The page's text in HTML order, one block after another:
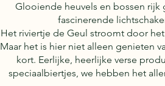
Glooiende heuvels en bossen rijk
fascinerende
Het riviertje de Geul stroomt door
Maar het is hier niet alleen genieten
kort. Eerlijke, heerlijke verse
speciaalbiertjes, we hebben het